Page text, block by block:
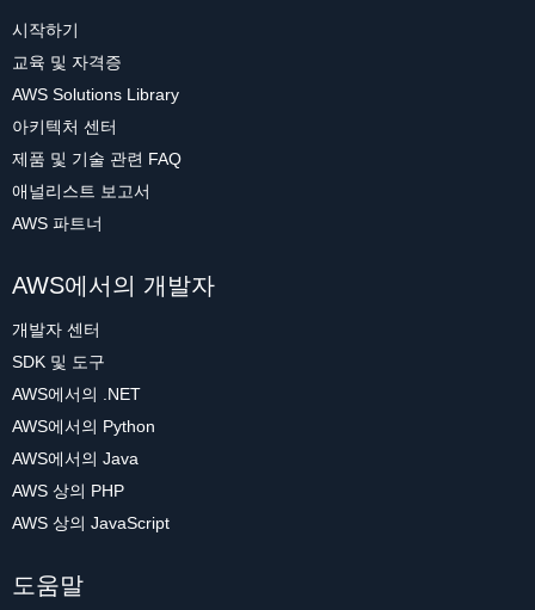
시작하기
교육 및 자격증
AWS Solutions Library
아키텍처 센터
제품 및 기술 관련 FAQ
애널리스트 보고서
AWS 파트너
AWS에서의 개발자
개발자 센터
SDK 및 도구
AWS에서의 .NET
AWS에서의 Python
AWS에서의 Java
AWS 상의 PHP
AWS 상의 JavaScript
도움말